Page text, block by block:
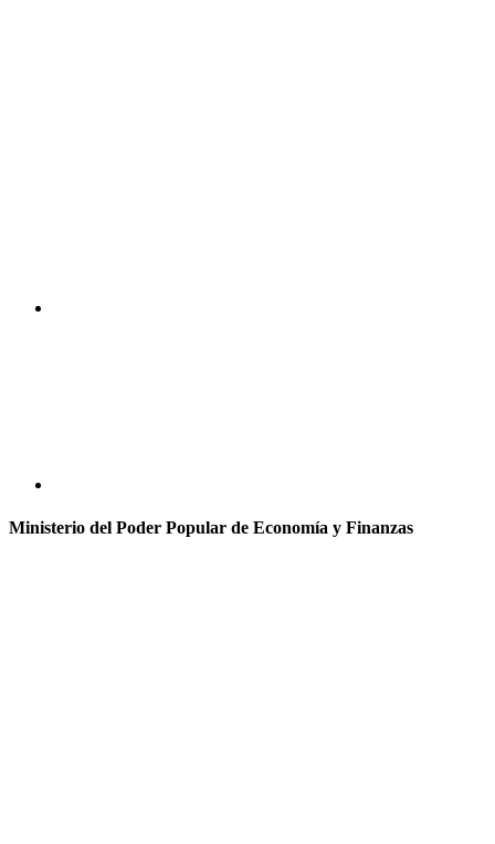
Ministerio del Poder Popular de Economía y Finanzas